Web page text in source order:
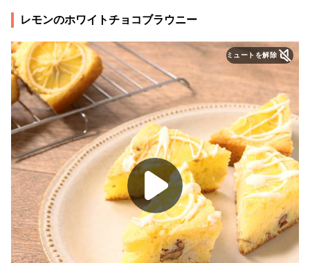
レモンのホワイトチョコブラウニー
ミュートを解除